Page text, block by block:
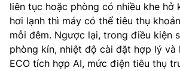
liên tục hoặc phòng có nhiều khe hở
hơi lạnh thì máy có thể tiêu thụ
mỗi đêm. Ngược lại, trong điều kiện
phòng kín, nhiệt độ cài đặt hợp lý và
ECO tích hợp AI, mức điện tiêu thụ